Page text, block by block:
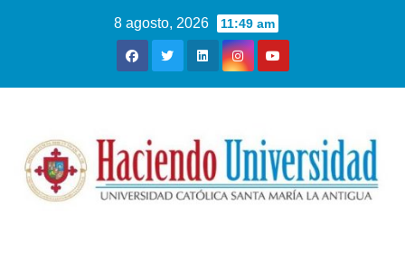
8 agosto, 2026 11:49 am